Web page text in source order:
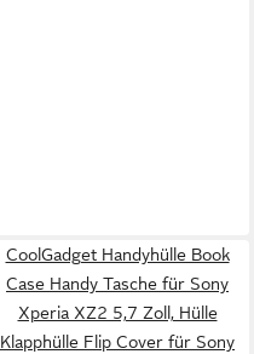
CoolGadget Handyhülle Book
Case Handy Tasche für Sony
Xperia XZ2 5,7 Zoll, Hülle
Klapphülle Flip Cover für Sony